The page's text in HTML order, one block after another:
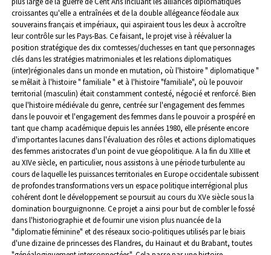
croissantes qu'elle a entraînées et de la double allégeance féodale aux
souverains français et impériaux, qui aspiraient tous les deux à accroître
leur contrôle sur les Pays-Bas. Ce faisant, le projet vise à réévaluer la
position stratégique des dix comtesses/duchesses en tant que personnages
clés dans les stratégies matrimoniales et les relations diplomatiques
(inter)régionales dans un monde en mutation, où l'histoire " diplomatique "
se mêlait à l'histoire " familiale " et à l'histoire "familiale", où le pouvoir
territorial (masculin) était constamment contesté, négocié et renforcé. Bien
que l'histoire médiévale du genre, centrée sur l'engagement des femmes
dans le pouvoir et l'engagement des femmes dans le pouvoir a prospéré en
tant que champ académique depuis les années 1980, elle présente encore
d'importantes lacunes dans l'évaluation des rôles et actions diplomatiques
des femmes aristocrates d'un point de vue géopolitique. A la fin du XIIIe et
au XIVe siècle, en particulier, nous assistons à une période turbulente au
cours de laquelle les puissances territoriales en Europe occidentale subissent
de profondes transformations vers un espace politique interrégional plus
cohérent dont le développement se poursuit au cours du XVe siècle sous la
domination bourguignonne. Ce projet a ainsi pour but de combler le fossé
dans l'historiographie et de fournir une vision plus nuancée de la
"diplomatie féminine" et des réseaux socio-politiques utilisés par le biais
d'une dizaine de princesses des Flandres, du Hainaut et du Brabant, toutes